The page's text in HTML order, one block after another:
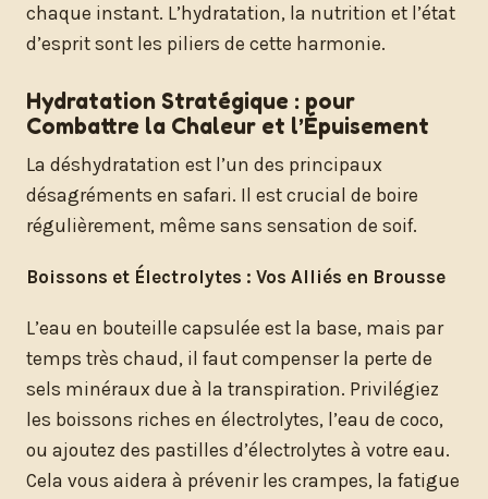
chaque instant. L’hydratation, la nutrition et l’état
d’esprit sont les piliers de cette harmonie.
Hydratation Stratégique : pour
Combattre la Chaleur et l’Épuisement
La déshydratation est l’un des principaux
désagréments en safari. Il est crucial de boire
régulièrement, même sans sensation de soif.
Boissons et Électrolytes : Vos Alliés en Brousse
L’eau en bouteille capsulée est la base, mais par
temps très chaud, il faut compenser la perte de
sels minéraux due à la transpiration. Privilégiez
les boissons riches en électrolytes, l’eau de coco,
ou ajoutez des pastilles d’électrolytes à votre eau.
Cela vous aidera à prévenir les crampes, la fatigue